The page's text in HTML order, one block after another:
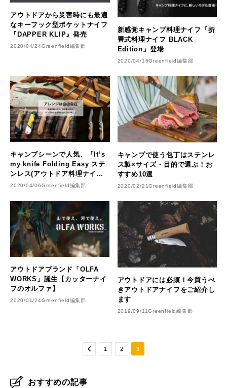
アウトドアから災害時にも最適
なキーフック型ポケットナイフ
『DAPPER KLIP』発売
2020/04/24Greenfield編集部
新感覚キャンプ料理ナイフ「折
畳式料理ナイフ BLACK
Edition」登場
2020/04/16Greenfield編集部
キャンプシーンで人気、「It’s
my knife Folding Easy ステ
ンレス(アウトドア料理ナイフ
キット)」が新発売
2020/04/06Greenfield編集部
キャンプで使う包丁はステンレ
ス製×サイズ・目的で選ぶ！お
すすめ10選
2020/02/21Greenfield編集部
アウトドアブランド「OLFA
WORKS」誕生【カッターナイ
フのオルファ】
2020/01/24Greenfield編集部
アウトドアには必須！今買うべ
きアウトドアナイフをご紹介し
ます
2019/09/11Greenfield編集部
1 2 3
おすすめの記事